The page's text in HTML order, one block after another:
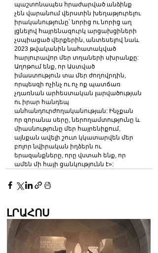
պաշտոնապես հրաժարված անձինք
չեն վարանում վերստին խեղաթյուրելու
իրականությունը՝ նորից ու նորից աղ
լցնելով հայրենազուրկ արցախցիների
չսպիացած վերքերին, անտեսելով նաև
2023 թվականին նահատակված
հարյուրավոր մեր տղաների սխրանքը:
Աղոթում ենք, որ Աստված
իմաստություն տա մեր ժողովրդին,
որպեսզի ոչինչ ու ոչ ոք պատճառ
չդառնան արհեստական լարվածության
ու իրար հանդեպ
անհանդուրժողականության: Ինչքան
որ զորանա սերը, ներողամտությունը և
միասնությունը մեր հայրենիքում,
այնքան ավելի շուտ կկատարվեն մեր
բոլոր նվիրական իղձերն ու
երազանքները, որը վստահ ենք, որ
ամեն մի հայի ցանկությունն է»:
ԼՐԱՀՈՍ